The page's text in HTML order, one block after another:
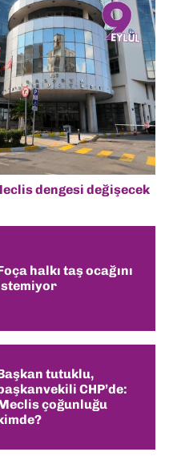
dengesi değişecek
halkı taş ocağını
tutuklu,
CHP’de:
çoğunluğu